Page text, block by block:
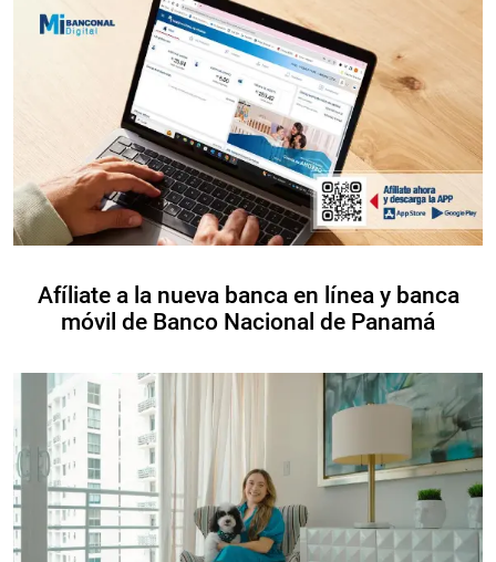
Afíliate a la nueva banca en línea y banca
móvil de Banco Nacional de Panamá